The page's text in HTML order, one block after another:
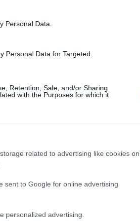
Personal Data.
Personal Data for Targeted
Retention, Sale, and/or Sharing
with the Purposes for which it
related to advertising like cookies on
sent to Google for online advertising
personalized advertising.
közlekedési eszköz,
stíluselem. Nem kér
És még a városokat is
-